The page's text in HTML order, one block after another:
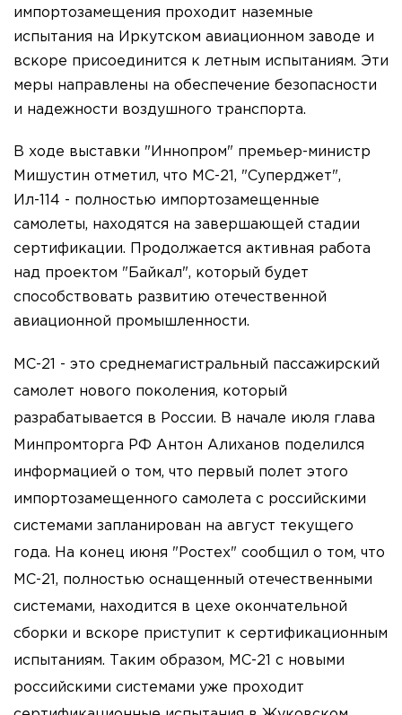
импортозамещения проходит наземные
испытания на Иркутском авиационном заводе и
вскоре присоединится к летным испытаниям. Эти
меры направлены на обеспечение безопасности
и надежности воздушного транспорта.
В ходе выставки "Иннопром" премьер-министр
Мишустин отметил, что МС-21, "Суперджет",
Ил-114 - полностью импортозамещенные
самолеты, находятся на завершающей стадии
сертификации. Продолжается активная работа
над проектом "Байкал", который будет
способствовать развитию отечественной
авиационной промышленности.
МС-21 - это среднемагистральный пассажирский
самолет нового поколения, который
разрабатывается в России. В начале июля глава
Минпромторга РФ Антон Алиханов поделился
информацией о том, что первый полет этого
импортозамещенного самолета с российскими
системами запланирован на август текущего
года. На конец июня "Ростех" сообщил о том, что
МС-21, полностью оснащенный отечественными
системами, находится в цехе окончательной
сборки и вскоре приступит к сертификационным
испытаниям. Таким образом, МС-21 с новыми
российскими системами уже проходит